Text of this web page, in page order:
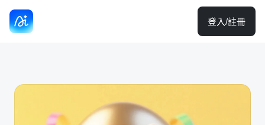
登入/註冊